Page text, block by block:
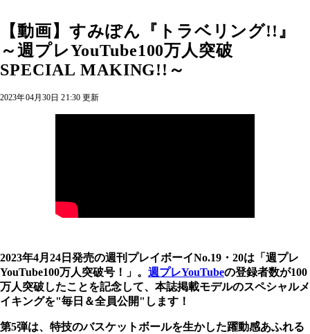
【動画】すみぽん『トラベリング!!』
～週プレYouTube100万人突破
SPECIAL MAKING!!～
2023年04月30日 21:30 更新
2023年4月24日発売の週刊プレイボーイNo.19・20は「週プレ
YouTube100万人突破号！」。 週プレYouTubeの登録者数が100
万人突破したことを記念して、本誌掲載モデルのスペシャルメ
イキングを"毎日＆全員公開"します！
第5弾は、特技のバスケットボールを生かした躍動感あふれる